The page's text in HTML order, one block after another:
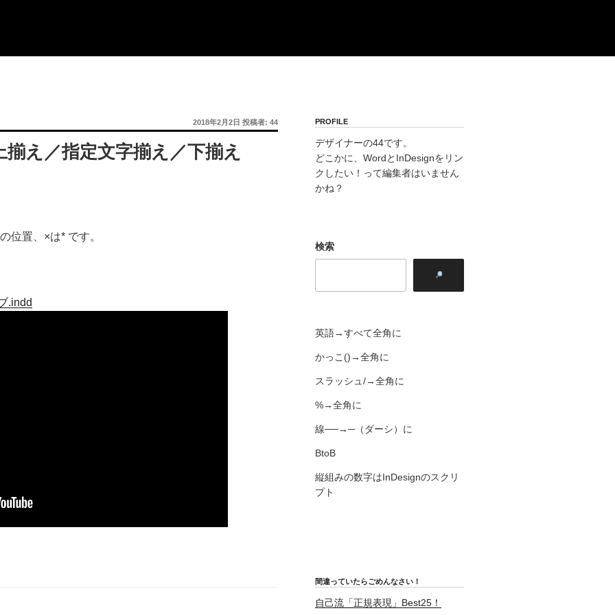
投
稿
日:
2018年2月2日 投稿者: 44
え／指定文字揃え／下揃え
位置、×は* です。
.indd
PROFILE
デザイナーの44です。
どこかに、WordとInDesignをリン
クしたい！って編集者はいません
かね？
検索
英語→すべて全角に
かっこ()→全角に
スラッシュ/→全角に
%→全角に
線──→─（ダーシ）に
BtoB
縦組みの数字はInDesignのスクリ
プト
間違っていたらごめんなさい！
自己流「正規表現」Best25！